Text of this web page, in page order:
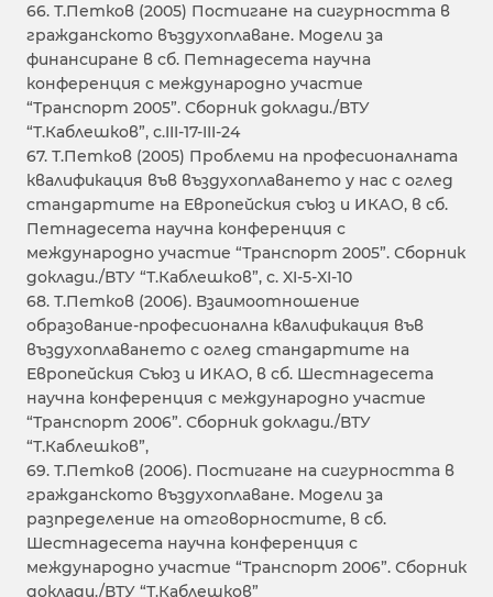
66. Т.Петков (2005) Постигане на сигурността в
гражданското въздухоплаване. Модели за
финансиране в сб. Петнадесета научна
конференция с международно участие
“Транспорт 2005”. Сборник доклади./ВТУ
“Т.Каблешков”, с.III-17-III-24
67. Т.Петков (2005) Проблеми на професионалната
квалификация във въздухоплаването у нас с оглед
стандартите на Европейския съюз и ИКАО, в сб.
Петнадесета научна конференция с
международно участие “Транспорт 2005”. Сборник
доклади./ВТУ “Т.Каблешков”, с. XI-5-XI-10
68. Т.Петков (2006). Взаимоотношение
образование-професионална квалификация във
въздухоплаването с оглед стандартите на
Европейския Съюз и ИКАО, в сб. Шестнадесета
научна конференция с международно участие
“Транспорт 2006”. Сборник доклади./ВТУ
“Т.Каблешков”,
69. Т.Петков (2006). Постигане на сигурността в
гражданското въздухоплаване. Модели за
разпределение на oтговорностите, в сб.
Шестнадесета научна конференция с
международно участие “Транспорт 2006”. Сборник
доклади./ВТУ “Т.Каблешков”